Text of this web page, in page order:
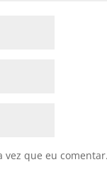
vez que eu comentar.